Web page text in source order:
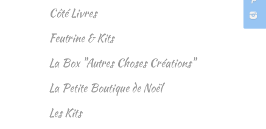
Côté Livres
Feutrine & Kits
La Box "Autres Choses Créations"
La Petite Boutique de Noël
Les Kits